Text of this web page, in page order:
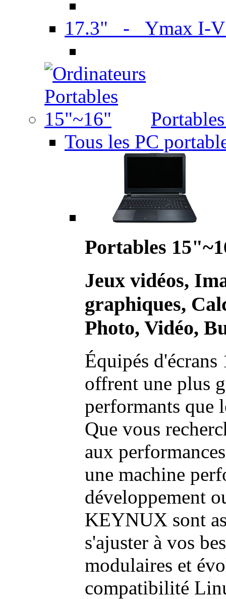
17.3" - Ymax I-
Tous les PC
Portables
Jeux vidéos,
graphiques,
Photo, Vidéo,
Équipés
offrent une plus
performants que
Que vous
aux
une machine
développement
KEYNUX sont
s'ajuster à vos
modulaires et
compatibilité